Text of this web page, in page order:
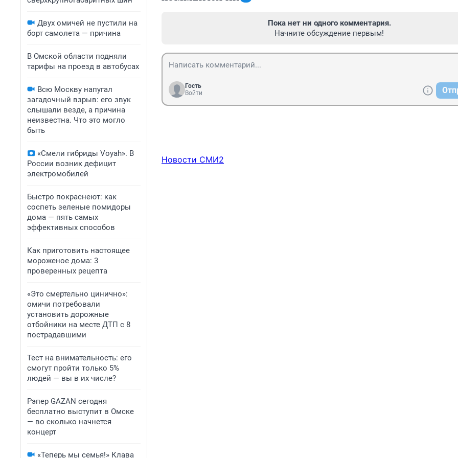
Двух омичей не пустили на
борт самолета — причина
В Омской области подняли
тарифы на проезд в автобусах
Всю Москву напугал
загадочный взрыв: его звук
слышали везде, а причина
неизвестна. Что это могло
быть
«Смели гибриды Voyah». В
России возник дефицит
электромобилей
Быстро покраснеют: как
соспеть зеленые помидоры
дома — пять самых
эффективных способов
Как приготовить настоящее
мороженое дома: 3
проверенных рецепта
«Это смертельно цинично»:
омичи потребовали
установить дорожные
отбойники на месте ДТП с 8
пострадавшими
Тест на внимательность: его
смогут пройти только 5%
людей — вы в их числе?
Рэпер GAZAN сегодня
бесплатно выступит в Омске
— во сколько начнется
концерт
«Теперь мы семья!» Клава
Пока нет ни одного комментария.
Начните обсуждение первым!
Гость
Войти
Новости СМИ2